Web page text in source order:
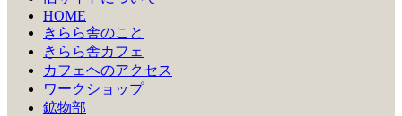
HOME
きらら舎のこと
きらら舎カフェ
カフェヘのアクセス
ワークショップ
鉱物部